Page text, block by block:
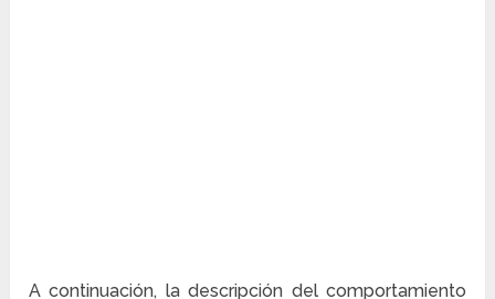
A continuación, la descripción del comportamiento